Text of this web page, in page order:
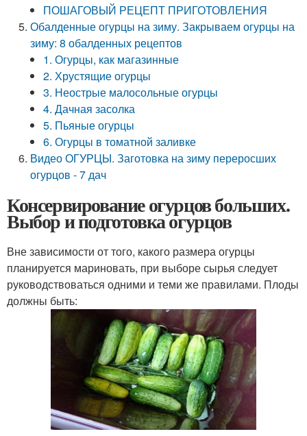
ПОШАГОВЫЙ РЕЦЕПТ ПРИГОТОВЛЕНИЯ
Обалденные огурцы на зиму. Закрываем огурцы на
зиму: 8 обалденных рецептов
1. Огурцы, как магазинные
2. Хрустящие огурцы
3. Неострые малосольные огурцы
4. Дачная засолка
5. Пьяные огурцы
6. Огурцы в томатной заливке
Видео ОГУРЦЫ. Заготовка на зиму переросших
огурцов - 7 дач
Консервирование огурцов больших.
Выбор и подготовка огурцов
Вне зависимости от того, какого размера огурцы
планируется мариновать, при выборе сырья следует
руководствоваться одними и теми же правилами. Плоды
должны быть: